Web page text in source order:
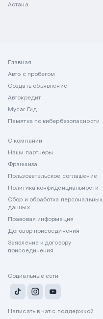
Астана
Главная
Авто с пробегом
Создать объявление
Автокредит
Mycar Гид
Памятка по кибербезопасности
О компании
Наши партнеры
Франшиза
Пользовательское соглашение
Политика конфиденциальности
Сбор и обработка персональных
данных
Правовая информация
Договор присоединения
Заявление к договору
присоединения
Социальные сети
Написать в чат с поддержкой